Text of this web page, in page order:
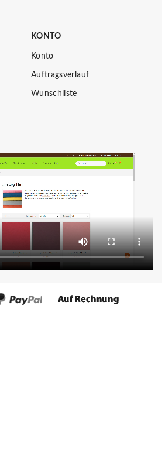
KONTO
Konto
Auftragsverlauf
Wunschliste